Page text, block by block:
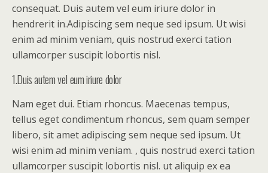
consequat. Duis autem vel eum iriure dolor in
hendrerit in.Adipiscing sem neque sed ipsum. Ut wisi
enim ad minim veniam, quis nostrud exerci tation
ullamcorper suscipit lobortis nisl.
1.Duis autem vel eum iriure dolor
Nam eget dui. Etiam rhoncus. Maecenas tempus,
tellus eget condimentum rhoncus, sem quam semper
libero, sit amet adipiscing sem neque sed ipsum. Ut
wisi enim ad minim veniam. , quis nostrud exerci tation
ullamcorper suscipit lobortis nisl. ut aliquip ex ea